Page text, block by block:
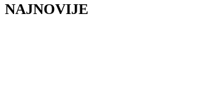
NAJNOVIJE